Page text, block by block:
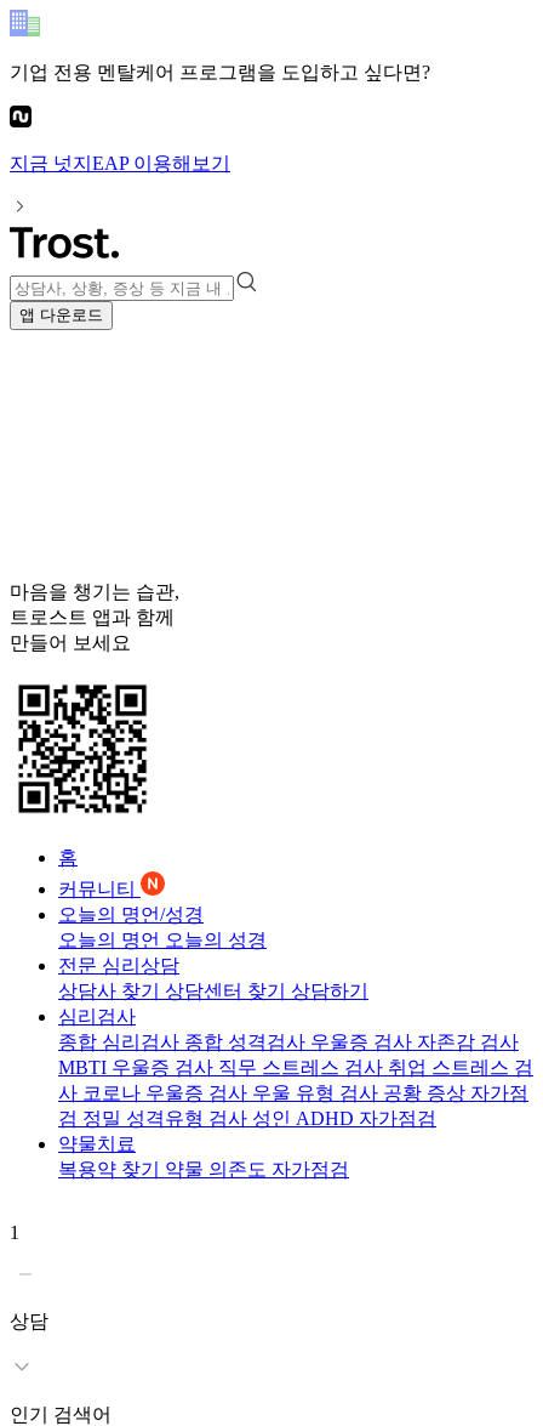
기업 전용 멘탈케어 프로그램을 도입하고 싶다면?
지금 넛지EAP이용해보기
앱 다운로드
마음을 챙기는 습관,
트로스트 앱과 함께
만들어 보세요
홈
커뮤니티
오늘의 명언/성경
오늘의 명언 오늘의 성경
전문 심리상담
상담사 찾기 상담센터 찾기 상담하기
심리검사
종합 심리검사 종합 성격검사 우울증 검사 자존감 검사
MBTI 우울증 검사 직무 스트레스 검사 취업 스트레스 검
사 코로나 우울증 검사 우울 유형 검사 공황 증상 자가점
검 정밀 성격유형 검사 성인 ADHD 자가점검
약물치료
복용약 찾기 약물 의존도 자가점검
1
상담
인기 검색어